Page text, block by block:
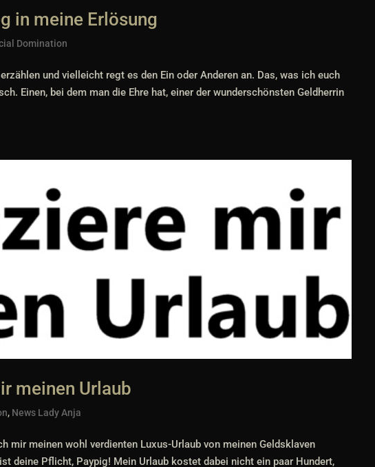
in meine Erlösung
Domination
und vielleicht regt es den Ein oder Anderen an. Das, was ich euch
Einen, bei dem man die Ehre hat, einer der wunderschönsten Geldherrin
meinen Urlaub
, News Lady Anja
mir meinen wohl verdienten Luxus-Urlaub von meinen Geldsklaven
deine Pflicht, Paypig! Mein Urlaub kostet dabei nicht ein paar Hundert,